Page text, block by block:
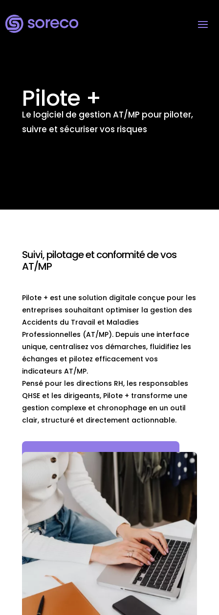
Pilote +
Le logiciel de gestion AT/MP pour piloter,
suivre et sécuriser vos risques
Suivi, pilotage et conformité de vos
AT/MP
Pilote + est une solution digitale conçue pour les
entreprises souhaitant optimiser la gestion des
Accidents du Travail et Maladies
Professionnelles (AT/MP). Depuis une interface
unique, centralisez vos démarches, fluidifiez les
échanges et pilotez efficacement vos
indicateurs AT/MP.
Pensé pour les directions RH, les responsables
QHSE et les dirigeants, Pilote + transforme une
gestion complexe et chronophage en un outil
clair, structuré et directement actionnable.
Demander une démonstration